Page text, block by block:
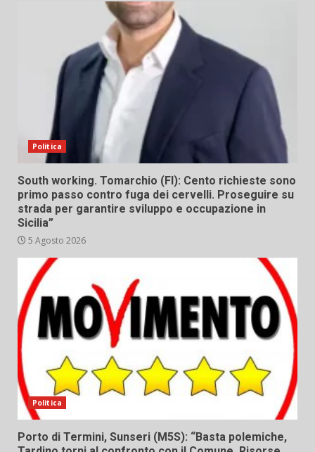
Politica
South working. Tomarchio (FI): Cento richieste sono
primo passo contro fuga dei cervelli. Proseguire su
strada per garantire sviluppo e occupazione in
Sicilia”
5 Agosto 2026
Politica
Porto di Termini, Sunseri (M5S): “Basta polemiche,